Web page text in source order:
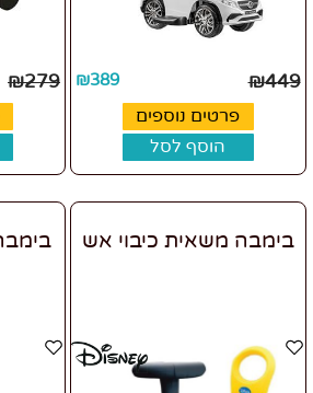
₪449
₪389
פרטים נוספים
הוסף לסל
₪279
בימבה משאית כיבוי אש